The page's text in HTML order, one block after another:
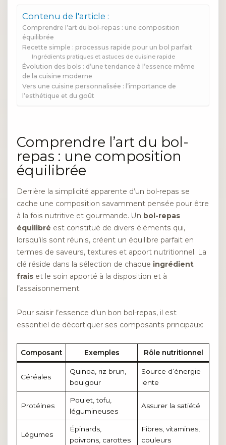
Contenu de l'article :
Comprendre l’art du bol-repas : une composition
équilibrée
Recette simple : processus rapide pour un bol parfait
Ingrédients pratiques et astuces de cuisine rapide
Évolution des bols : d’une tendance à l’essence même
de la cuisine moderne
Vers une cuisine personnalisée : l’importance de
l’esthétique et du goût
Comprendre l’art du bol-
repas : une composition
équilibrée
Derrière la simplicité apparente d’un bol-repas se
cache une composition savamment pensée pour être
à la fois nutritive et gourmande. Un bol-repas
équilibré est constitué de divers éléments qui,
lorsqu’ils sont réunis, créent un équilibre parfait en
termes de saveurs, textures et apport nutritionnel. La
clé réside dans la sélection de chaque ingrédient
frais et le soin apporté à la disposition et à
l’assaisonnement.
Pour saisir l’essence d’un bon bol-repas, il est
essentiel de décortiquer ses composants principaux:
Composant Exemples Rôle nutritionnel
Céréales
Quinoa, riz brun,
boulgour
Source d’énergie
lente
Protéines
Poulet, tofu,
légumineuses
Assurer la satiété
Légumes
Épinards,
poivrons, carottes
Fibres, vitamines,
couleurs